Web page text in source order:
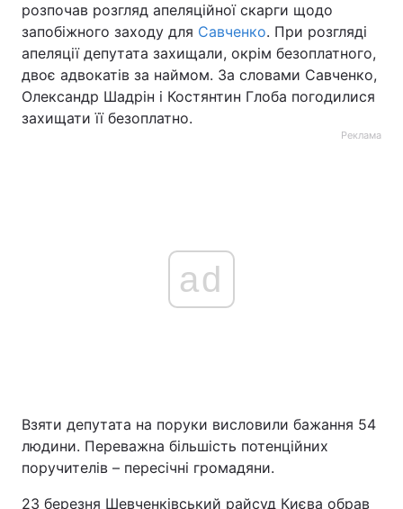
розпочав розгляд апеляційної скарги щодо
запобіжного заходу для Савченко. При розгляді
апеляції депутата захищали, окрім безоплатного,
двоє адвокатів за наймом. За словами Савченко,
Олександр Шадрін і Костянтин Глоба погодилися
захищати її безоплатно.
Реклама
ad
Взяти депутата на поруки висловили бажання 54
людини. Переважна більшість потенційних
поручителів – пересічні громадяни.
23 березня Шевченківський райсуд Києва обрав